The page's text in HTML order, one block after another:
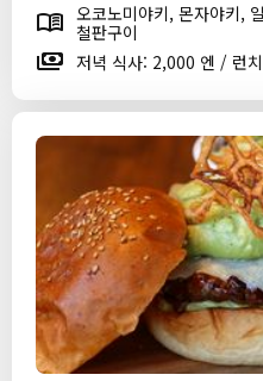
오코노미야키, 몬자야키,
철판구이
저녁 식사: 2,000 엔 / 런